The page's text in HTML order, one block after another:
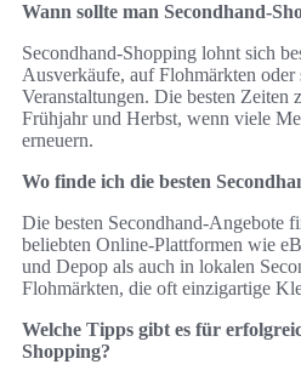
Wann sollte man Secondhand-
Secondhand-Shopping lohnt sich
Ausverkäufe, auf Flohmärkten oder
Veranstaltungen. Die besten
Frühjahr und Herbst, wenn viele
erneuern.
Wo finde ich die besten
Die besten Secondhand-Angebote
beliebten Online-Plattformen wie
und Depop als auch in lokalen
Flohmärkten, die oft einzigartige
Welche Tipps gibt es für
Shopping?